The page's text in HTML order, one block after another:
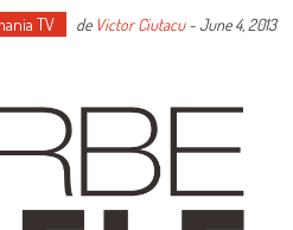
TV de Victor Ciutacu-June 4, 2013